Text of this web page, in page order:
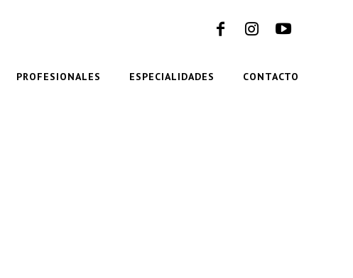
PROFESIONALES ESPECIALIDADES CONTACTO